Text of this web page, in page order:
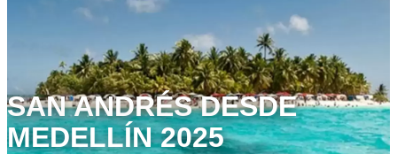
SAN ANDRÉS DESDE
MEDELLÍN 2025